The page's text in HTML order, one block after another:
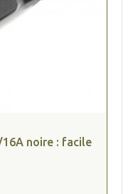
16A noire : facile